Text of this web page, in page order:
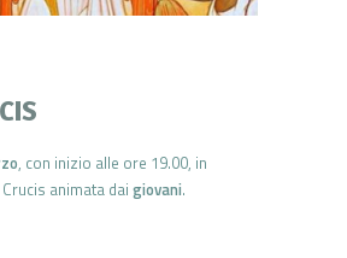
, con inizio alle ore 19.00, in
animata dai giovani.